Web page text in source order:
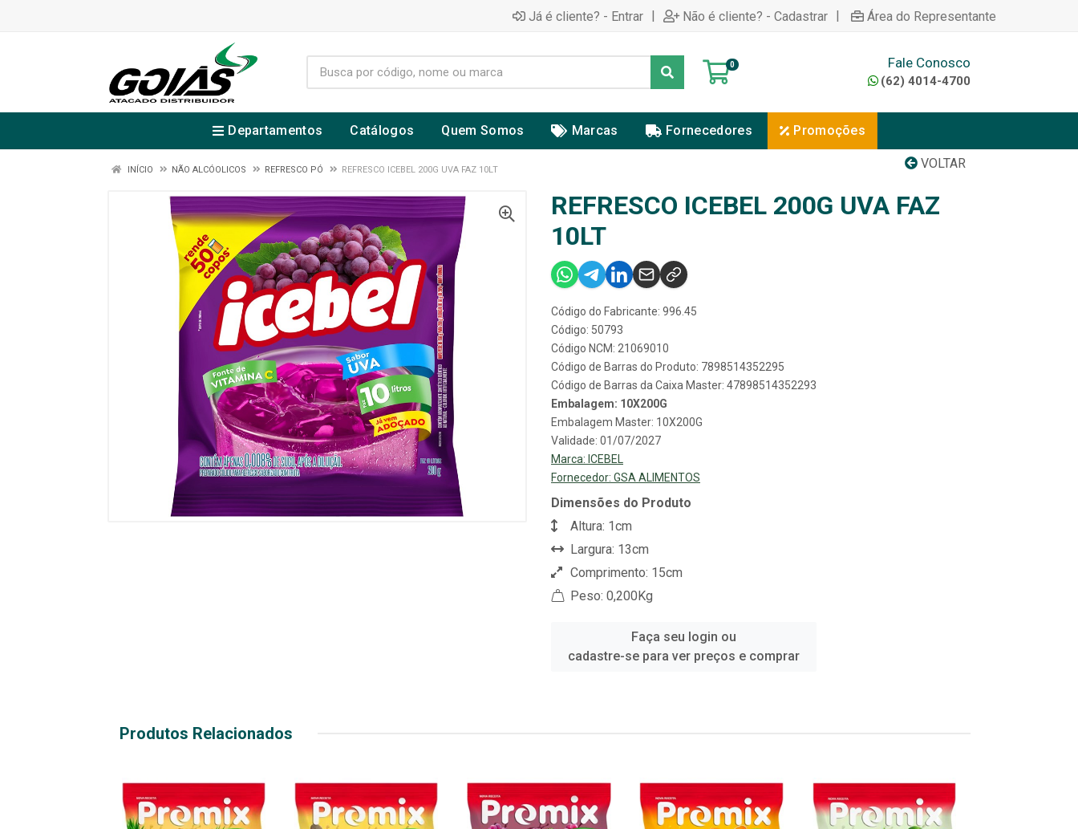
Já é cliente? - Entrar | Não é cliente? - Cadastrar | Área do Representante
0 Fale Conosco
(62) 4014-4700
Departamentos Catálogos Quem Somos Marcas Fornecedores Promoções
VOLTAR
INÍCIO NÃO ALCÓOLICOS REFRESCO PÓ REFRESCO ICEBEL 200G UVA FAZ 10LT
REFRESCO ICEBEL 200G UVA FAZ
10LT
Código do Fabricante: 996.45
Código: 50793
Código NCM: 21069010
Código de Barras do Produto: 7898514352295
Código de Barras da Caixa Master: 47898514352293
Embalagem: 10X200G
Embalagem Master: 10X200G
Validade: 01/07/2027
Marca: ICEBEL
Fornecedor: GSA ALIMENTOS
Dimensões do Produto
Altura: 1cm
Largura: 13cm
Comprimento: 15cm
Peso: 0,200Kg
Faça seu login ou
cadastre-se para ver preços e comprar
Produtos Relacionados